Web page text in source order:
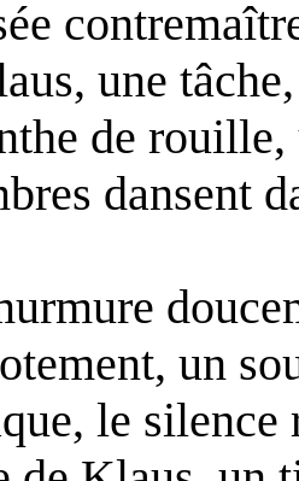
une
de
dansent
un
le